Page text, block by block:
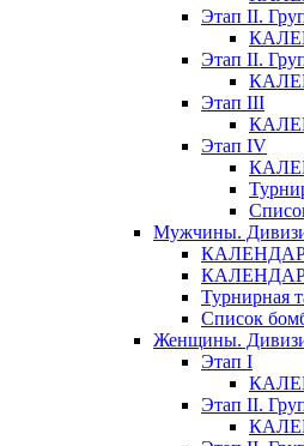
Этап II.
Этап II.
Этап III
Этап IV
Мужчины.
Турнирная
Список
Женщины.
Этап I
Этап II.